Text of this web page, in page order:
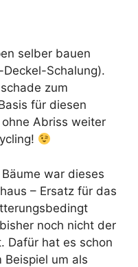
selber bauen
Schalung).
zum
für diesen
Abriss weiter
war dieses
– Ersatz für das
noch nicht der
Dafür hat es schon
um als